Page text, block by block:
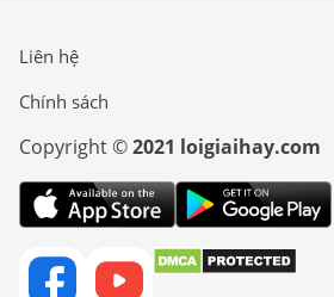
Liên hệ
Chính sách
Copyright ©2021 loigiaihay.com